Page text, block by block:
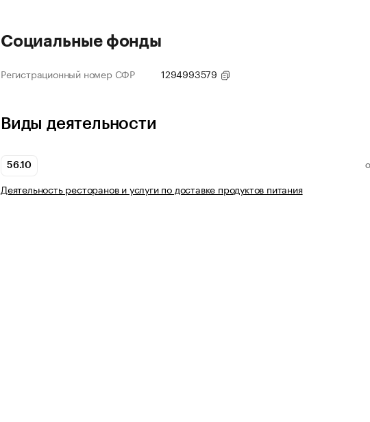
Социальные фонды
Регистрационный номер СФР 1294993579
Виды деятельности
56.10
Деятельность ресторанов и услуги по доставке продуктов питания